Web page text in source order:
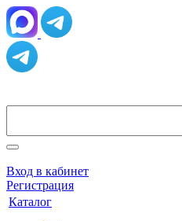
Вход в кабинет
Регистрация
Каталог